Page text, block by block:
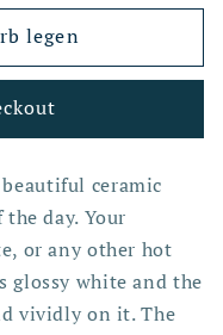
legen
ceramic
day. Your
or any other hot
glossy white and the
vividly on it. The